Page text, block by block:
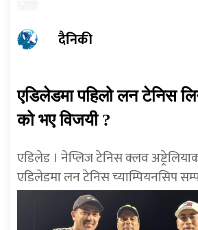
दैनिकी
एडिलेडमा पहिलो लन टेनिस
को भए विजयी ?
एडिलेड । नेप्लिज टेनिस क्लव
एडिलेडमा लन टेनिस च्याम्पियनसिप